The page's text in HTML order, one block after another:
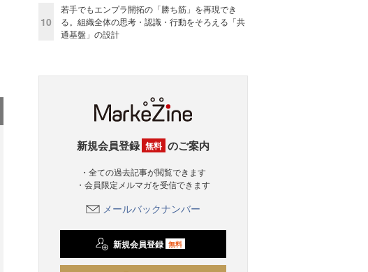
10
若手でもエンプラ開拓の「勝ち筋」を再現でき
る。組織全体の思考・認識・行動をそろえる「共
通基盤」の設計
新規会員登録 無料 のご案内
・全ての過去記事が閲覧できます
・会員限定メルマガを受信できます
メールバックナンバー
新規会員登録 無料